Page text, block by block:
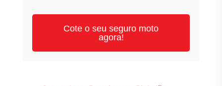
Cote o seu seguro moto
agora!